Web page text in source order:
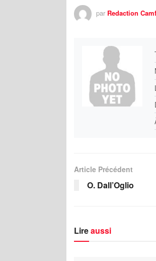
par Redaction
Article Précédent
O. Dall’Oglio
Lireaussi